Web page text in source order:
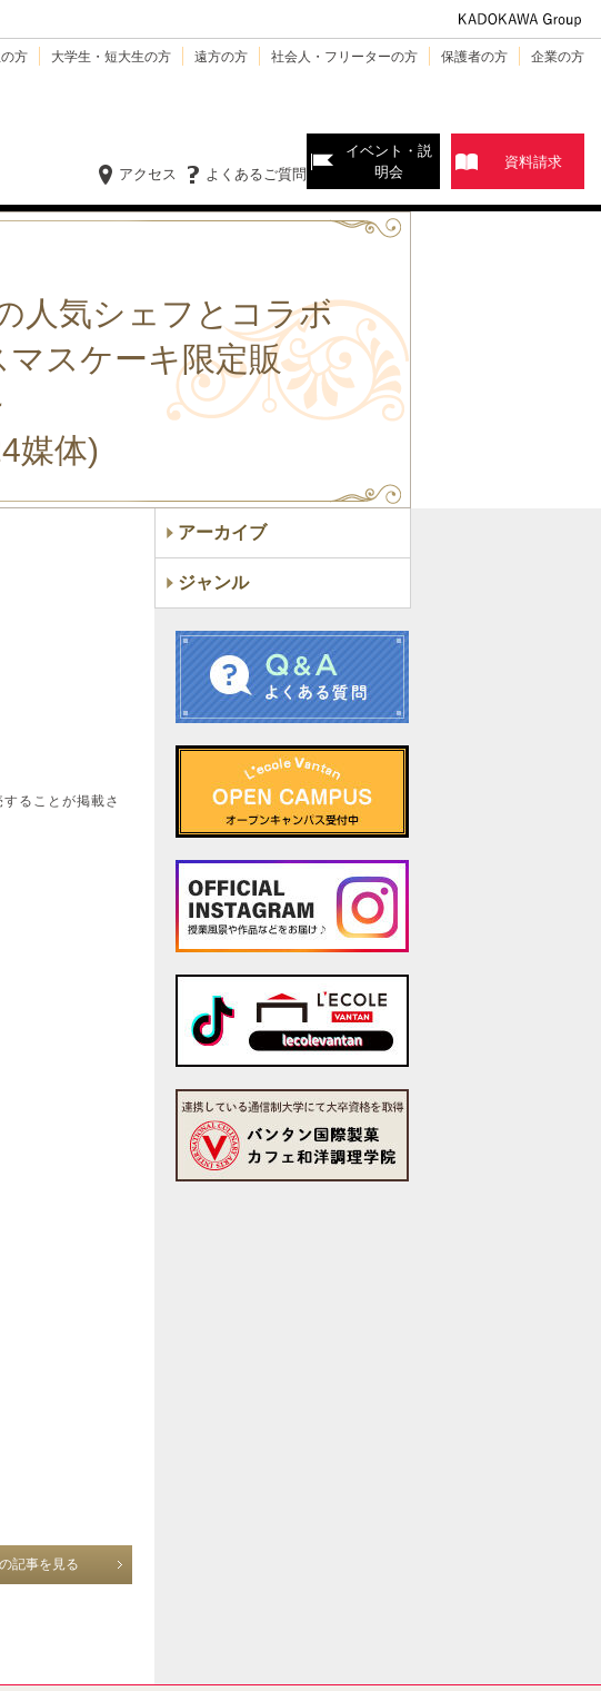
方 大学生・短大生の方 遠方の方 社会人・フリーターの方 保護者の方 企業の方
よくあるご質問
アクセス
イベント・説
明会
資料請求
人気シェフとコラボ
スケーキ限定販
媒体)
ることが掲載さ
記事を見る
アーカイブ
ジャンル